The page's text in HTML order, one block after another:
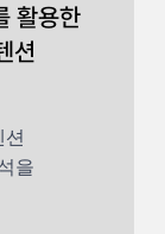
활용한
션
을